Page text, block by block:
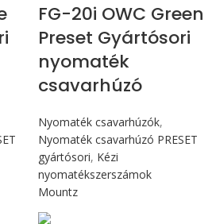
FG-20i OWC Green
Preset Gyártósori
nyomaték
csavarhúzó
Nyomaték csavarhúzók,
Nyomaték csavarhúzó PRESET
gyártósori, Kézi
nyomatékszerszámok
Mountz